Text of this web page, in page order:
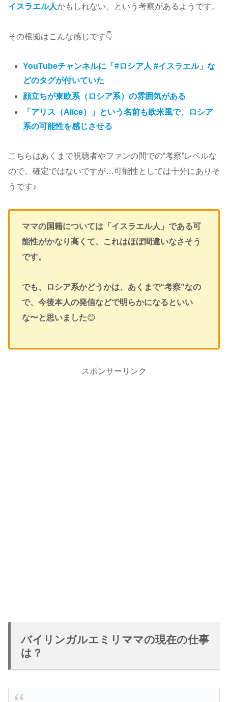
イスラエル人かもしれない、という考察があるようです。
その根拠はこんな感じです👇
YouTubeチャンネルに「#ロシア人 #イスラエル」な
どのタグが付いていた
顔立ちが東欧系（ロシア系）の雰囲気がある
「アリス（Alice）」という名前も欧米風で、ロシア
系の可能性を感じさせる
こちらはあくまで視聴者やファンの間での“考察”レベルな
ので、確定ではないですが…可能性としては十分にありそ
うです♪
ママの国籍については「イスラエル人」である可
能性がかなり高くて、これはほぼ間違いなさそう
です。
でも、ロシア系かどうかは、あくまで“考察”なの
で、今後本人の発信などで明らかになるといい
な〜と思いました😊
スポンサーリンク
バイリンガルエミリママの現在の仕事
は？